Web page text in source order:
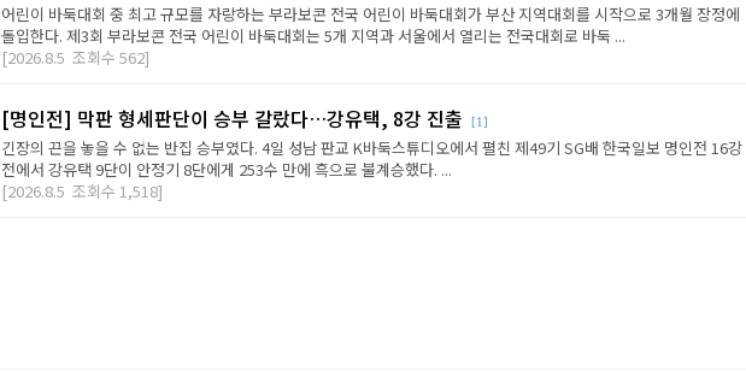
어린이 바둑대회 중 최고 규모를 자랑하는 부라보콘 전국 어린이 바둑대회가 부산 지역대회를 시작으로 3개월 장정에
돌입한다. 제3회 부라보콘 전국 어린이 바둑대회는 5개 지역과 서울에서 열리는 전국대회로 바둑 ...
[2026.8.5 조회수 562]
[명인전] 막판 형세판단이 승부 갈랐다…강유택, 8강 진출 [1]
긴장의 끈을 놓을 수 없는 반집 승부였다. 4일 성남 판교 K바둑스튜디오에서 펼친 제49기 SG배 한국일보 명인전 16강
전에서 강유택 9단이 안정기 8단에게 253수 만에 흑으로 불계승했다. ...
[2026.8.5 조회수 1,518]